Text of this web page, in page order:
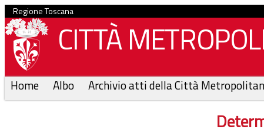
Regione Toscana
CITTÀ
Home Albo Archivio atti della Città